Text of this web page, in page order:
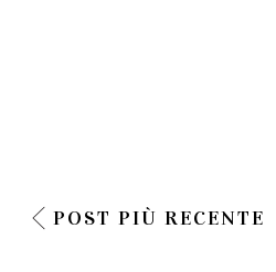
POST PIÙ RECENTE